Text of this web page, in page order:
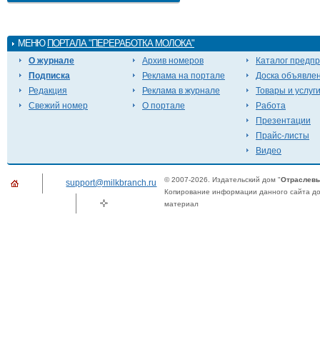
МЕНЮ ПОРТАЛА "ПЕРЕРАБОТКА МОЛОКА"
О журнале
Подписка
Редакция
Свежий номер
Архив номеров
Реклама на портале
Реклама в журнале
О портале
Каталог
Доска
Товары и услуги
Работа
Презентации
Прайс-листы
Видео
support@milkbranch.ru © 2007-2026. Издательский дом "
Копирование информации данного сайта
материал